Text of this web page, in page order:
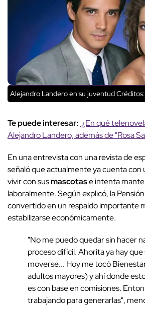
Alejandro Landero en su juventud
Te puede interesar: ¿En qué
Alejandro Landero, además de "Rosa
En una entrevista con una revista de
señaló que actualmente ya cuenta con
vivir con susmascotase intenta
laboralmente. Según explicó, la
convertido en un respaldo importante
estabilizarse económicamente.
"No me puedo quedar sin hacer
proceso difícil. Ahorita ya hay que
moverse... Hoy me tocó
adultos mayores) y ahí donde
es con base en comisiones.
trabajando para generarlas",